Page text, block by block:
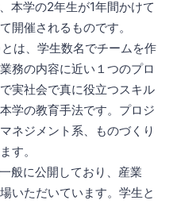
本学の2年生が1年間かけて
開催されるものです。
は、学生数名でチームを作
務の内容に近い１つのプロ
実社会で真に役立つスキル
学の教育手法です。プロジ
ネジメント系、ものづくり
す。
般に公開しており、産業
いただいています。学生と